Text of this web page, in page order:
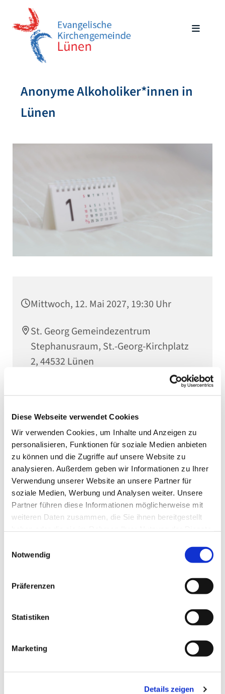
Diese Webseite verwendet Cookies
Wir verwenden Cookies, um Inhalte und Anzeigen zu
personalisieren, Funktionen für soziale Medien anbieten
zu können und die Zugriffe auf unsere Website zu
analysieren. Außerdem geben wir Informationen zu Ihrer
Verwendung unserer Website an unsere Partner für
soziale Medien, Werbung und Analysen weiter. Unsere
Partner führen diese Informationen möglicherweise mit
weiteren Daten zusammen, die Sie ihnen bereitgestellt
Notwendig
Präferenzen
Statistiken
Marketing
Details zeigen
Anonyme Alkoholiker*innen in
Lünen
Mittwoch, 12. Mai 2027, 19:30 Uhr
St. Georg Gemeindezentrum
Stephanusraum, St.-Georg-Kirchplatz
2, 44532 Lünen